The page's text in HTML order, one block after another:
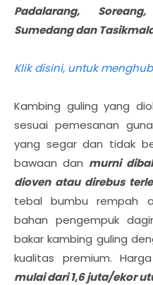
Padalarang,
Sumedang dan
Klik disini, untuk
Kambing guling yang
sesuai pemesanan
yang segar dan tidak
bawaan dan murni
dioven atau direbus
tebal bumbu rempah
bahan pengempuk
bakar kambing guling
kualitas premium.
mulai dari 1,6 juta/ekor